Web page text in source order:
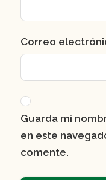
Correo
Guarda mi
en este
comente.